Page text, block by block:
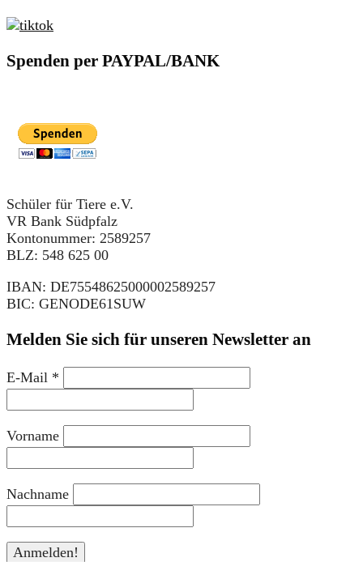
Spenden per PAYPAL/BANK
Schüler für Tiere e.V.
VR Bank Südpfalz
Kontonummer: 2589257
BLZ: 548 625 00
IBAN: DE75548625000002589257
BIC: GENODE61SUW
Melden Sie sich für unseren Newsletter an
E-Mail *
Vorname
Nachname